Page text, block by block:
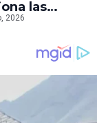
las
de
2026